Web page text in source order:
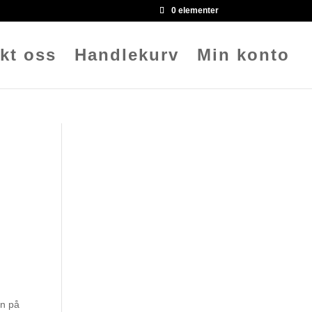
0 elementer
oss Handlekurv Min konto
på